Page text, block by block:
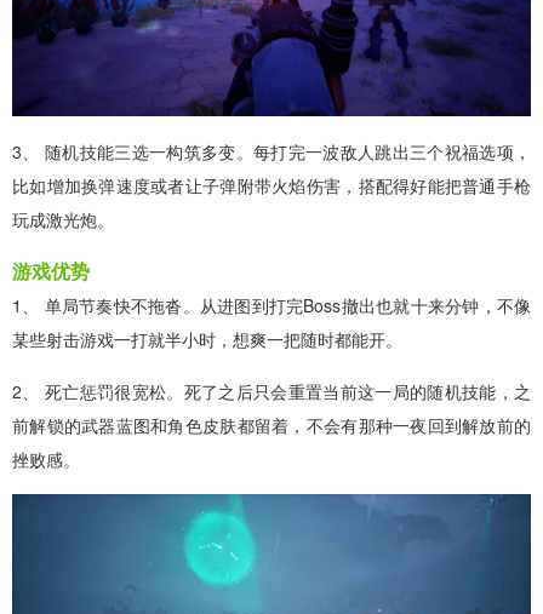
3、 随机技能三选一构筑多变。每打完一波敌人跳出三个祝福选项，
比如增加换弹速度或者让子弹附带火焰伤害，搭配得好能把普通手枪
玩成激光炮。
游戏优势
1、 单局节奏快不拖沓。从进图到打完Boss撤出也就十来分钟，不像
某些射击游戏一打就半小时，想爽一把随时都能开。
2、 死亡惩罚很宽松。死了之后只会重置当前这一局的随机技能，之
前解锁的武器蓝图和角色皮肤都留着，不会有那种一夜回到解放前的
挫败感。